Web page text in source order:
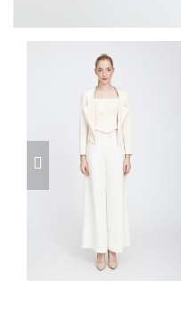
prev